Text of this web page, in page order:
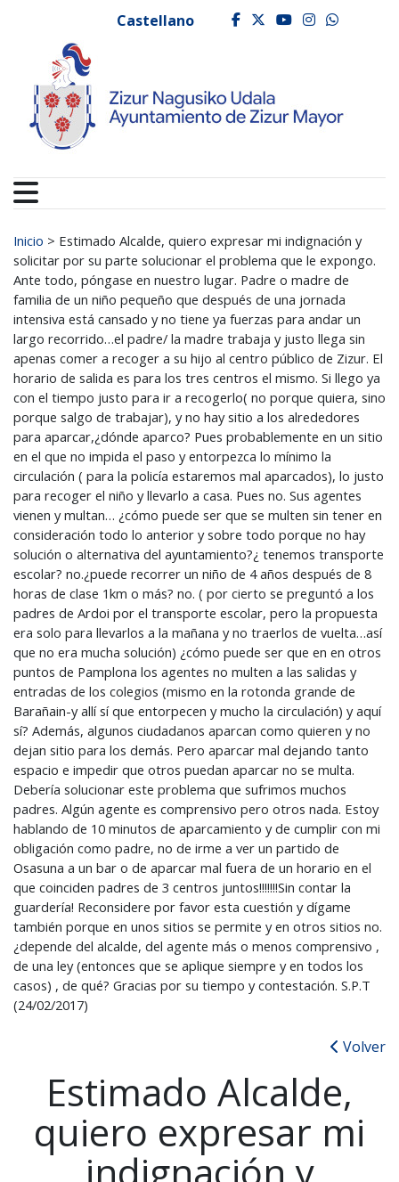
Ayuntamiento de
Castellano facebook
twitter
youtube
Buscar:
Inicio > Estimado Alcalde, quiero expresar mi indignación y
solicitar por su parte solucionar el problema que le expongo.
Ante todo, póngase en nuestro lugar. Padre o madre de
familia de un niño pequeño que después de una jornada
intensiva está cansado y no tiene ya fuerzas para andar un
largo recorrido…el padre/ la madre trabaja y justo llega sin
apenas comer a recoger a su hijo al centro público de Zizur. El
horario de salida es para los tres centros el mismo. Si llego ya
con el tiempo justo para ir a recogerlo( no porque quiera, sino
porque salgo de trabajar), y no hay sitio a los alrededores
para aparcar,¿dónde aparco? Pues probablemente en un sitio
en el que no impida el paso y entorpezca lo mínimo la
circulación ( para la policía estaremos mal aparcados), lo justo
para recoger el niño y llevarlo a casa. Pues no. Sus agentes
vienen y multan… ¿cómo puede ser que se multen sin tener en
consideración todo lo anterior y sobre todo porque no hay
solución o alternativa del ayuntamiento?¿ tenemos transporte
escolar? no.¿puede recorrer un niño de 4 años después de 8
horas de clase 1km o más? no. ( por cierto se preguntó a los
padres de Ardoi por el transporte escolar, pero la propuesta
era solo para llevarlos a la mañana y no traerlos de vuelta…así
que no era mucha solución) ¿cómo puede ser que en en otros
puntos de Pamplona los agentes no multen a las salidas y
entradas de los colegios (mismo en la rotonda grande de
Barañain-y allí sí que entorpecen y mucho la circulación) y aquí
sí? Además, algunos ciudadanos aparcan como quieren y no
dejan sitio para los demás. Pero aparcar mal dejando tanto
espacio e impedir que otros puedan aparcar no se multa.
Debería solucionar este problema que sufrimos muchos
padres. Algún agente es comprensivo pero otros nada. Estoy
hablando de 10 minutos de aparcamiento y de cumplir con mi
obligación como padre, no de irme a ver un partido de
Osasuna a un bar o de aparcar mal fuera de un horario en el
que coinciden padres de 3 centros juntos!!!!!!!Sin contar la
guardería! Reconsidere por favor esta cuestión y dígame
también porque en unos sitios se permite y en otros sitios no.
¿depende del alcalde, del agente más o menos comprensivo ,
de una ley (entonces que se aplique siempre y en todos los
casos) , de qué? Gracias por su tiempo y contestación. S.P.T
(24/02/2017)
Volver
Estimado Alcalde,
quiero expresar mi
indignación y